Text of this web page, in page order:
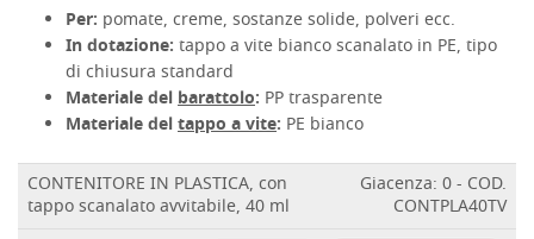
Per: pomate, creme, sostanze solide, polveri ecc.
In dotazione: tappo a vite bianco scanalato in PE, tipo
di chiusura standard
Materiale delbarattolo: PP trasparente
Materiale deltappo a vite: PE bianco
CONTENITORE IN PLASTICA, con
tappo scanalato avvitabile, 40 ml
Giacenza: 0 - COD.
CONTPLA40TV